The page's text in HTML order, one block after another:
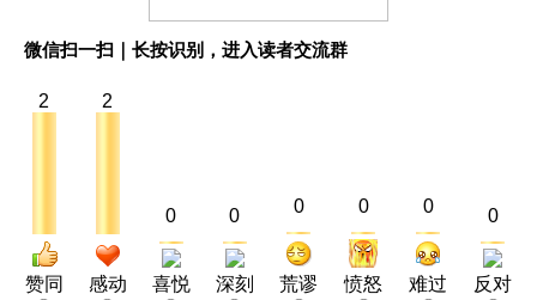
微信扫一扫｜长按识别，进入读者交流群
2
赞同
2
感动
0
喜悦
0
深刻
0
荒谬
0
愤怒
0
难过
0
反对